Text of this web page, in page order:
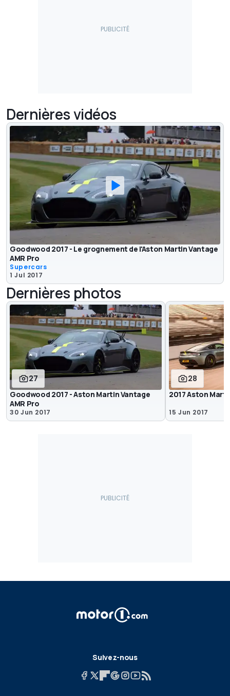
Dernières vidéos
Goodwood 2017 - Le grognement de l'Aston Martin Vantage
AMR Pro
Supercars
1 Jul 2017
Dernières photos
27
Goodwood 2017 - Aston Martin Vantage
AMR Pro
30 Jun 2017
28
2017 Aston
15 Jun 2017
Suivez-nous